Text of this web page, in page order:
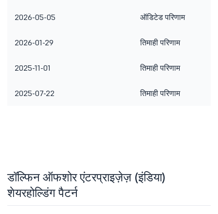
2026-05-05 ऑडिटेड परिणाम
2026-01-29 तिमाही परिणाम
2025-11-01 तिमाही परिणाम
2025-07-22 तिमाही परिणाम
डॉल्फिन ऑफशोर एंटरप्राइज़ेज़ (इंडिया)
शेयरहोल्डिंग पैटर्न